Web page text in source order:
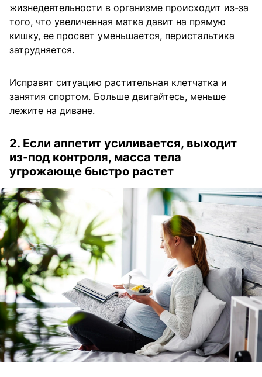
жизнедеятельности в организме происходит из-за
того, что увеличенная матка давит на прямую
кишку, ее просвет уменьшается, перистальтика
затрудняется.
Исправят ситуацию растительная клетчатка и
занятия спортом. Больше двигайтесь, меньше
лежите на диване.
2. Если аппетит усиливается, выходит
из-под контроля, масса тела
угрожающе быстро растет